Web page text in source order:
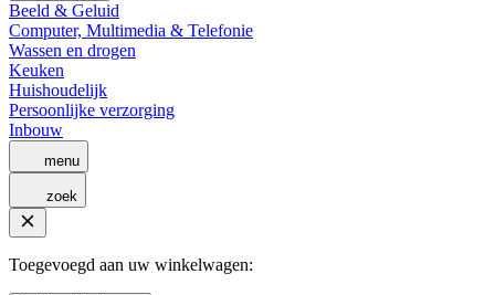
Beeld & Geluid
Computer, Multimedia & Telefonie
Wassen en drogen
Keuken
Huishoudelijk
Persoonlijke verzorging
Inbouw
menu
zoek
Toegevoegd aan uw winkelwagen: